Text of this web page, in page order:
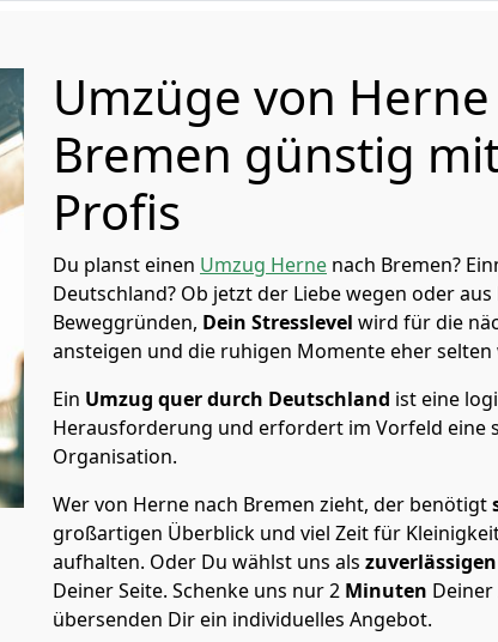
Umzüge von
Bremen günstig
Profis
Du planst einen Umzug Herne nach Bremen?
Deutschland? Ob jetzt der Liebe wegen oder
Beweggründen, Dein Stresslevel wird für die
ansteigen und die ruhigen Momente eher selten
Ein Umzug quer durch Deutschland ist eine
Herausforderung und erfordert im Vorfeld eine
Organisation.
Wer von Herne nach Bremen zieht, der benötigt
großartigen Überblick und viel Zeit für
aufhalten. Oder Du wählst uns als
Deiner Seite. Schenke uns nur2 Minuten
übersenden Dir ein individuelles Angebot.